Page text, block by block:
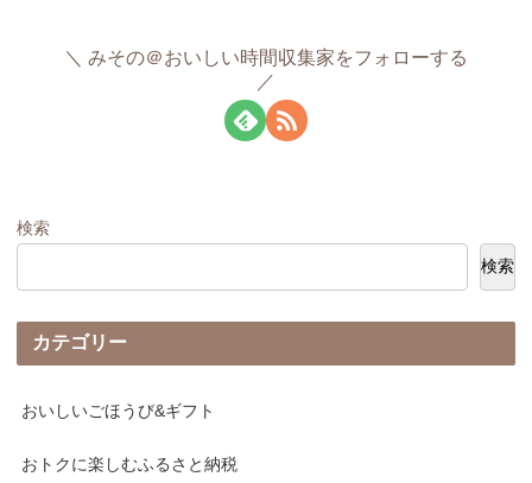
みその＠おいしい時間収集家をフォローする
検索
検索
カテゴリー
おいしいごほうび&ギフト
おトクに楽しむふるさと納税